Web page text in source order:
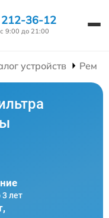
36-12
9:00 до 21:00
устройств
лет